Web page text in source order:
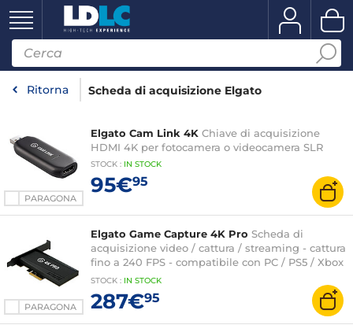
Ritorna Scheda di acquisizione Elgato
PARAGONA
Elgato Cam Link 4K Chiave di acquisizione
HDMI 4K per fotocamera o videocamera SLR
STOCK : IN STOCK
95€95
PARAGONA
Elgato Game Capture 4K Pro Scheda di
acquisizione video / cattura / streaming - cattura
fino a 240 FPS - compatibile con PC / PS5 / Xbox
Series X
STOCK : IN STOCK
287€95